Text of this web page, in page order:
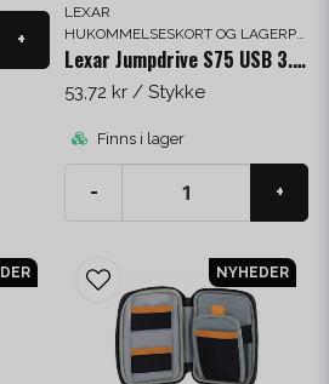
+
LEXAR
Lexar Jumpdrive S75 USB 3.0 64 GB
53,72 kr / Stykke
Finns i lager
- +
NYHEDER